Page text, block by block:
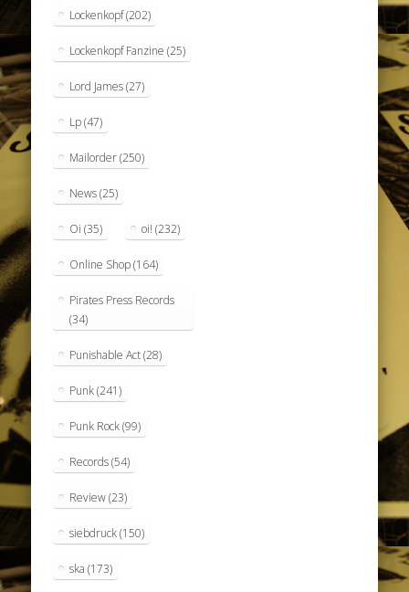
Lockenkopf(202)
Lockenkopf Fanzine (25)
Lord James(27)
Lp(47)
Mailorder(250)
News(25)
Oi (35) oi! (232)
Online Shop(164)
Pirates Press Records
(34)
Punishable Act(28)
Punk(241)
Punk Rock(99)
Records(54)
Review(23)
siebdruck(150)
ska (173)